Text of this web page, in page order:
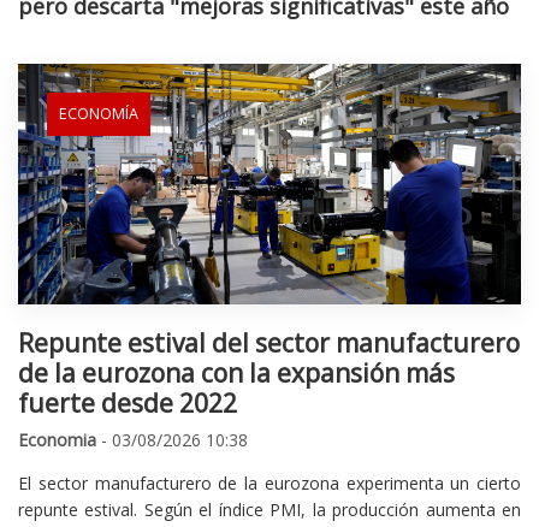
ECONOMÍA
Repunte estival del sector manufacturero
de la eurozona con la expansión más
fuerte desde 2022
Economia - 03/08/2026 10:38
El sector manufacturero de la eurozona experimenta un cierto
repunte estival. Según el índice PMI, la producción aumenta en